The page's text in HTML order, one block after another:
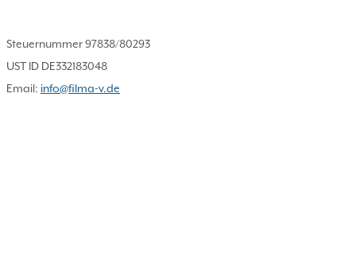
Steuernummer 97838/80293
UST ID DE332183048
Email: info@filma-v.de